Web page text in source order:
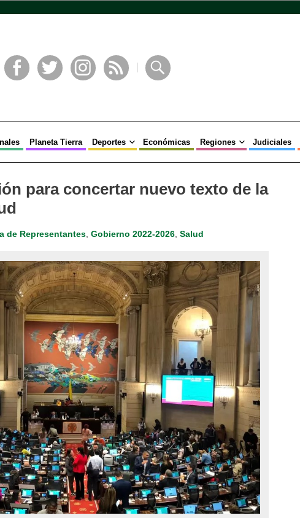
Planeta Tierra Deportes Económicas Regiones Judiciales
para concertar nuevo texto de la
de Representantes Gobierno 2022-2026 Salud